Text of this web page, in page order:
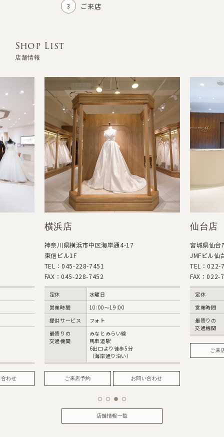
ご来店
Shop List
店舗情報
わせ
横浜店
神奈川県横浜市中区海岸通4-17
東信ビル1F
TEL：045-228-7451
FAX：045-228-7452
定休
水曜日
営業時間
10:00〜19:00
提供サービス
フォト
最寄りの
交通機関
みなとみらい線
馬車道駅
6出口より徒歩5分
（海岸通り沿い）
ご来店予約 お問い合わせ
仙台店
宮城県仙
JMFビル仙
TEL：022-
FAX：022-
定休
営業時間
最寄りの
交通機関
ご来
店舗情報一覧